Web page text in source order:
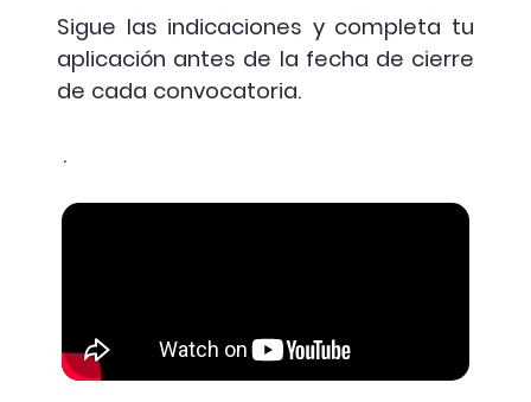
11
Desarrollador
Web Front end
(Powered with
AI)
Kódigo
Oportunidades-
Programa
13
Oportunidades-
Sabatino
Programa
Oportunidades
Sigue las indicaciones y completa tu
aplicación antes de la fecha de cierre
de cada convocatoria.
.